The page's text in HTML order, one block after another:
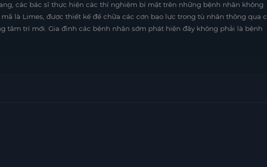
các bác sĩ thực hiện các thí nghiệm bí mật trên những bệnh nhân không
là Limes, được thiết kế để chữa các cơn bạo lực trong tù nhân thông qua
tâm trí mới. Gia đình các bệnh nhân sớm phát hiện đây không phải là bệnh